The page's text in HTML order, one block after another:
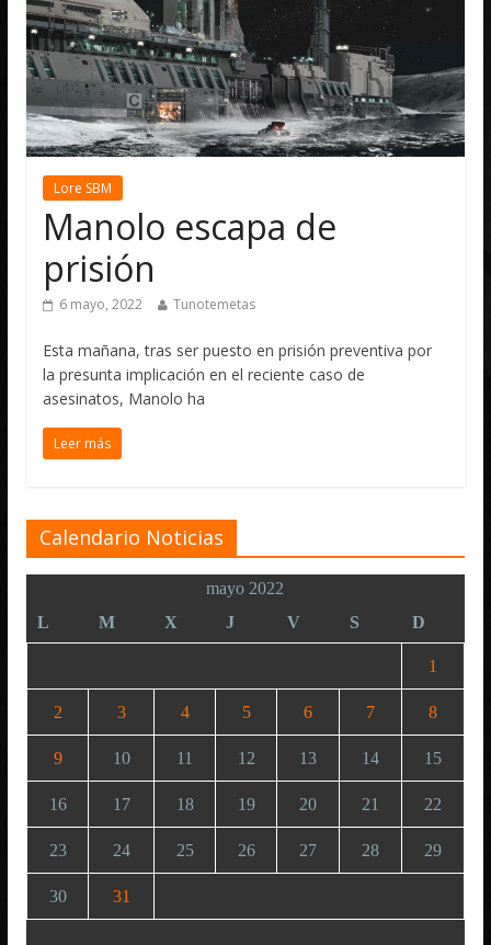
Lore SBM
Manolo escapa de
prisión
6 mayo, 2022 Tunotemetas
Esta mañana, tras ser puesto en prisión preventiva por
la presunta implicación en el reciente caso de
asesinatos, Manolo ha
Leer más
Calendario Noticias
mayo 2022
L
M X J V S D
1
2 3 4 5 6 7 8
9 10 11 12 13 14 15
16 17 18 19 20 21 22
23 24 25 26 27 28 29
30 31